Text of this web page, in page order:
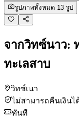
รูปภาพทั้งหมด 13 รูป
จากวิทซ์นาว:
ทะเลสาบ
วิทซ์เนา
ไม่สามารถคืนเงินไ
ทันที